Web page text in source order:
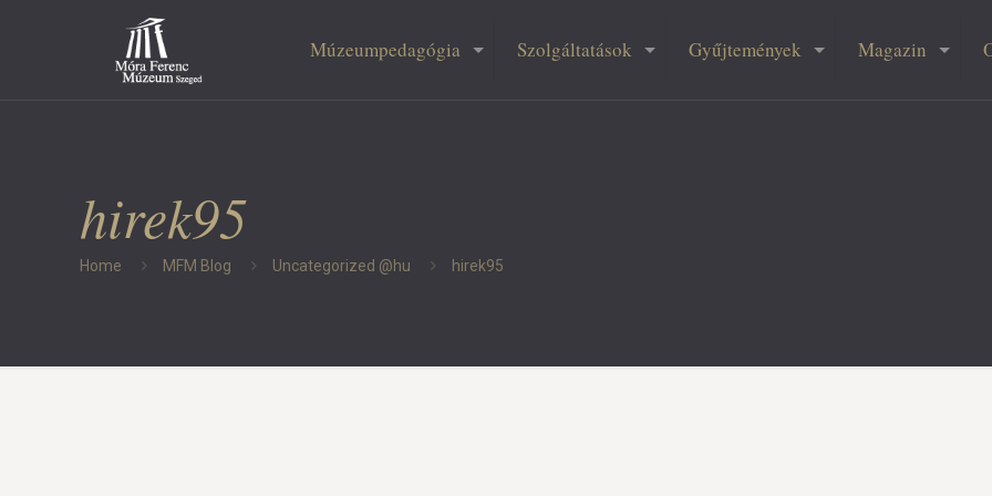
Múzeumpedagógia Szolgáltatások Gyűjtemények Magazin
hirek95
Home MFM Blog Uncategorized @hu hirek95